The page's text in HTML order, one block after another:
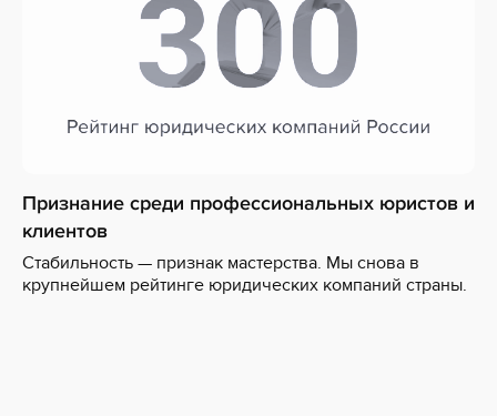
Признание среди профессиональных юристов и
клиентов
Стабильность — признак мастерства. Мы снова в
крупнейшем рейтинге юридических компаний страны.